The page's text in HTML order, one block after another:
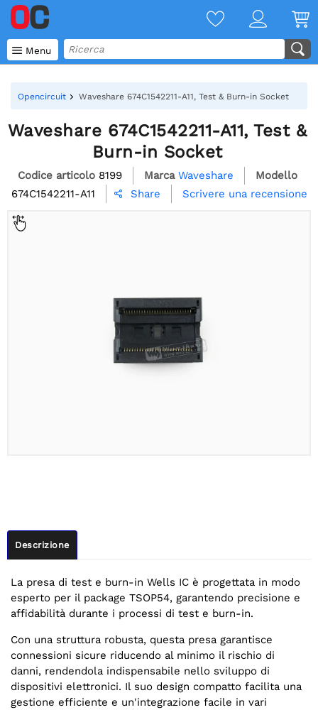
 Menu
Opencircuit Waveshare 674C1542211-A11, Test & Burn-in Socket
Waveshare 674C1542211-A11, Test &
Burn-in Socket
Codice articolo 8199 Marca Waveshare
Modello
674C1542211-A11
 Share Scrivere una recensione
Descrizione
La presa di test e burn-in Wells IC è progettata in modo
esperto per il package TSOP54, garantendo precisione e
affidabilità durante i processi di test e burn-in.
Con una struttura robusta, questa presa garantisce
connessioni sicure riducendo al minimo il rischio di
danni, rendendola indispensabile nello sviluppo di
dispositivi elettronici. Il suo design compatto facilita una
gestione efficiente e un'integrazione facile in vari